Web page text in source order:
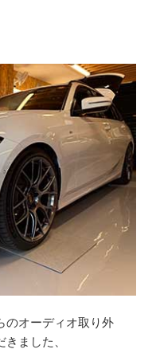
のオーディオ取り外
ました、